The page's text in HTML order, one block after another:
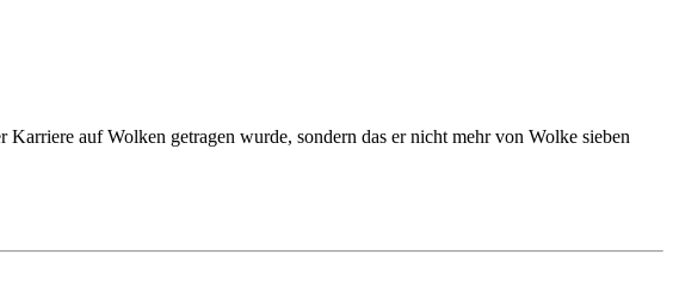
auf Wolken getragen wurde, sondern das er nicht mehr von Wolke sieben